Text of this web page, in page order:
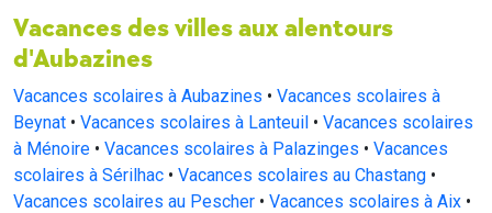
Vacances des villes aux alentours
d'Aubazines
Vacances scolaires à Aubazines • Vacances scolaires à
Beynat • Vacances scolaires à Lanteuil • Vacances scolaires
à Ménoire • Vacances scolaires à Palazinges • Vacances
scolaires à Sérilhac • Vacances scolaires au Chastang •
Vacances scolaires au Pescher • Vacances scolaires à Aix •